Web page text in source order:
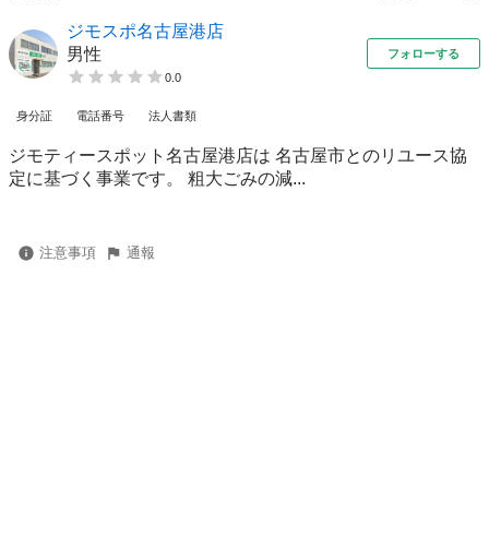
ジモスポ名古屋港店
男性
0.0
フォローする
身分証 電話番号 法人書類
ジモティースポット名古屋港店は 名古屋市とのリユース協
定に基づく事業です。 粗⼤ごみの減...
注意事項 通報